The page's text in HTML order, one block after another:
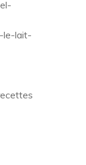
le-lait-